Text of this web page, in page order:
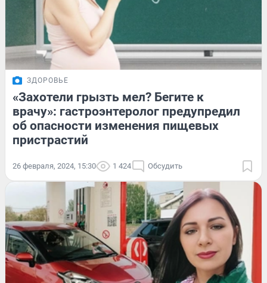
ЗДОРОВЬЕ
«Захотели грызть мел? Бегите к
врачу»: гастроэнтеролог предупредил
об опасности изменения пищевых
пристрастий
26 февраля, 2024, 15:30 1 424 Обсудить